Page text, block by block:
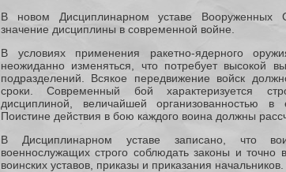
В новом Дисциплинарном уставе Вооруженных
значение дисциплины в современной войне.
В условиях применения ракетно-ядерного
неожиданно изменяться, что потребует высокой
подразделений. Всякое передвижение войск
сроки. Современный бой характеризуется
дисциплиной, величайшей организованностью в
Поистине действия в бою каждого воина должны
В Дисциплинарном уставе записано, что
военнослужащих строго соблюдать законы и точно
воинских уставов, приказы и приказания начальников.